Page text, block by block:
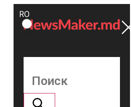
ROMÂNĂ
RU
Поддержать
NM